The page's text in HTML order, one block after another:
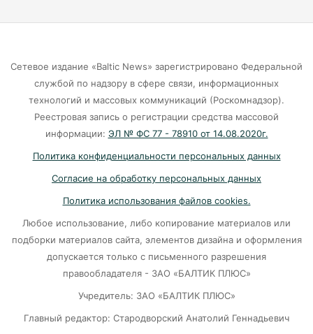
поколения
05-08-2026
Нельзя пропустить: «Родники‑2026» –
«3 млрд с “Геоизола”»: Суд наказал
подрядчика за срыв терминала в Пионерском
«16 станций до конца года»: губернатор
Сетевое издание «Baltic News» зарегистрировано Федеральной
службой по надзору в сфере связи, информационных
технологий и массовых коммуникаций (Роскомнадзор).
Реестровая запись о регистрации средства массовой
информации: ЭЛ № ФС 77 - 78910 от 14.08.2020г.
Политика конфиденциальности персональных данных
Согласие на обработку персональных данных
Политика использования файлов cookies.
Любое использование, либо копирование материалов или
подборки материалов сайта, элементов дизайна и оформления
допускается только с письменного разрешения
правообладателя - ЗАО «БАЛТИК ПЛЮС»
Учредитель: ЗАО «БАЛТИК ПЛЮС»
Главный редактор: Стародворский Анатолий Геннадьевич